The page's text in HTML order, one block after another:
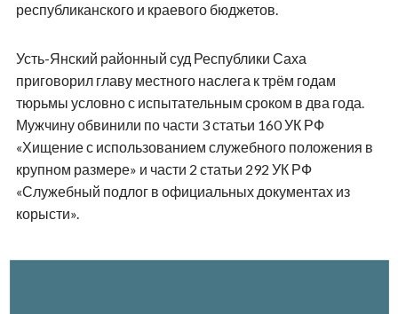
республиканского и краевого бюджетов.
Усть-Янский районный суд Республики Саха
приговорил главу местного наслега к трём годам
тюрьмы условно с испытательным сроком в два года.
Мужчину обвинили по части 3 статьи 160 УК РФ
«Хищение с использованием служебного положения в
крупном размере» и части 2 статьи 292 УК РФ
«Служебный подлог в официальных документах из
корысти».